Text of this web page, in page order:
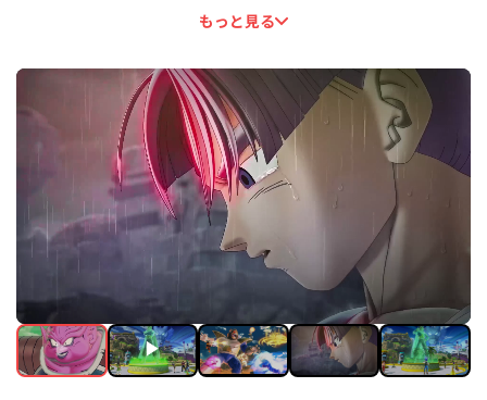
QLOC, Dimps Corporation
日本語: 対応
その他の言語
英語 (フル音声対応)
フランス語
イタリア語
ドイツ語
スペイン語 - スペイン
ポーランド語
ポルトガル語－ブラジル
中国語（繁体字）
中国語（簡体字）
スペイン語－ラテンアメリカ
平均実績解除率 22.8%（14/61）
もっと見る